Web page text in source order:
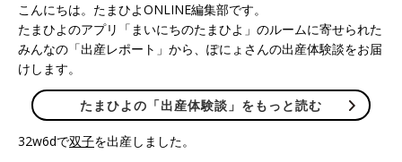
こんにちは。たまひよONLINE編集部です。
たまひよのアプリ「まいにちのたまひよ」のルームに寄せられた
みんなの「出産レポート」から、ぽにょさんの出産体験談をお届
けします。
たまひよの「出産体験談」をもっと読む
32w6dで双子を出産しました。